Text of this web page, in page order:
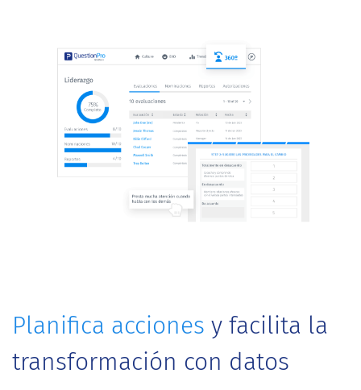
Planifica acciones y facilita la
transformación con datos